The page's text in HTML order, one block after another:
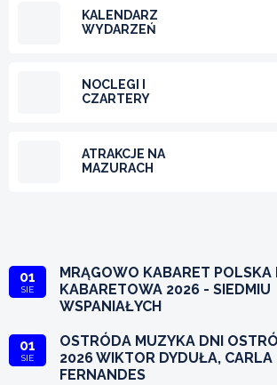
KALENDARZ
WYDARZEŃ
NOCLEGI I
CZARTERY
ATRAKCJE NA
MAZURACH
01
SIE
MRĄGOWO KABARET POLSKA
KABARETOWA 2026 - SIEDMIU
WSPANIAŁYCH
01
SIE
OSTRÓDA MUZYKA DNI
2026 WIKTOR DYDUŁA, CARLA
FERNANDES